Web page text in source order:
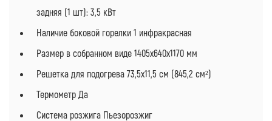
задняя (1 шт): 3,5 кВт
Наличие боковой горелки 1 инфракрасная
Размер в собранном виде 1405х640х1170 мм
Решетка для подогрева 73,5х11,5 см (845,2 см²)
Термометр Да
Система розжига Пьезорозжиг